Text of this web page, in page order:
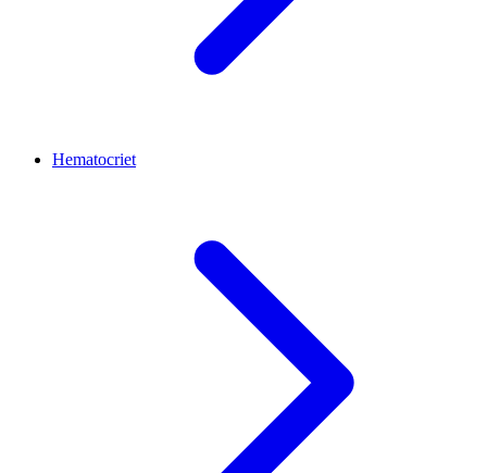
Hematocriet